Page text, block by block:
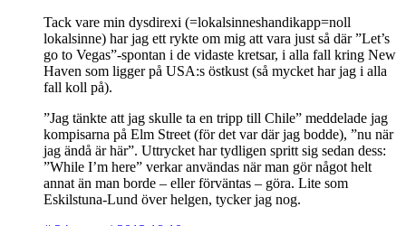
Tack vare min dysdirexi (=lokalsinneshandikapp=noll
lokalsinne) har jag ett rykte om mig att vara just så där ”Let’s
go to Vegas”-spontan i de vidaste kretsar, i alla fall kring New
Haven som ligger på USA:s östkust (så mycket har jag i alla
fall koll på).
”Jag tänkte att jag skulle ta en tripp till Chile” meddelade jag
kompisarna på Elm Street (för det var där jag bodde), ”nu när
jag ändå är här”. Uttrycket har tydligen spritt sig sedan dess:
”While I’m here” verkar användas när man gör något helt
annat än man borde – eller förväntas – göra. Lite som
Eskilstuna-Lund över helgen, tycker jag nog.